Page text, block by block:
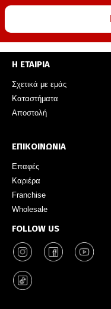
Η ΕΤΑΙΡΙΑ
Σχετικά με εμάς
Καταστήματα
Αποστολή
ΕΠΙΚΟΙΝΩΝΙΑ
Επαφές
Καριέρα
Franchise
Wholesale
FOLLOW US